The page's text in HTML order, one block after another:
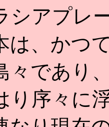
シアプレ
は、かつ
々であり
り序々に